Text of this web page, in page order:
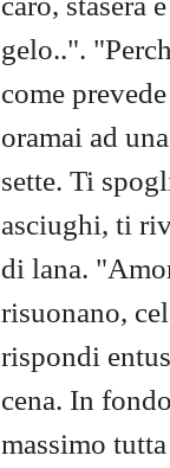
gelo..".
come
oramai ad
sette. Ti
asciughi, ti
di lana.
risuonano,
rispondi
cena. In
massimo